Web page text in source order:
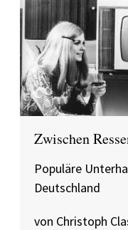
Zwischen
Populäre
Deutschland
von Christoph